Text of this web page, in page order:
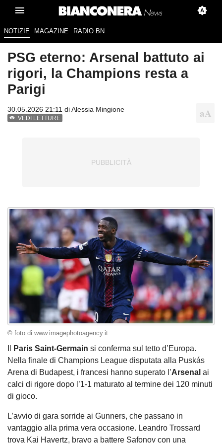
NOTIZIE MAGAZINE RADIO BN
PSG eterno: Arsenal battuto ai
rigori, la Champions resta a
Parigi
30.05.2026 21:11 diAlessia Mingione
VEDI LETTURE
© foto di www.imagephotoagency.it
Paris Saint-Germain si conferma sul tetto d’Europa.
Nella finale di Champions League disputata alla Puskás
Arena di Budapest, i francesi hanno superato l’Arsenal ai
calci di rigore dopo l’1-1 maturato al termine dei 120 minuti
di gioco.
L’avvio di gara sorride ai Gunners, che passano in
vantaggio alla prima vera occasione. Leandro Trossard
trova Kai Havertz, bravo a battere Safonov con una